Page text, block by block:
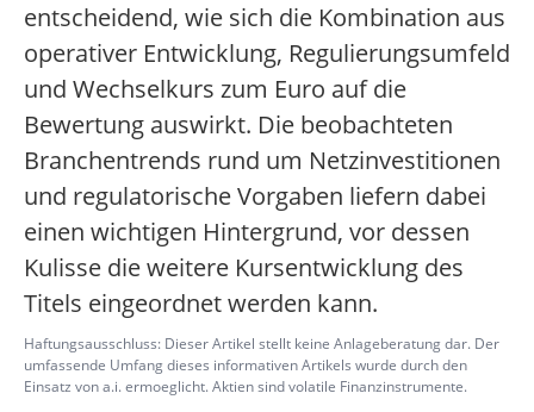
entscheidend, wie sich die Kombination aus
operativer Entwicklung, Regulierungsumfeld
und Wechselkurs zum Euro auf die
Bewertung auswirkt. Die beobachteten
Branchentrends rund um Netzinvestitionen
und regulatorische Vorgaben liefern dabei
einen wichtigen Hintergrund, vor dessen
Kulisse die weitere Kursentwicklung des
Titels eingeordnet werden kann.
Haftungsausschluss: Dieser Artikel stellt keine Anlageberatung dar. Der
umfassende Umfang dieses informativen Artikels wurde durch den
Einsatz von a.i. ermoeglicht. Aktien sind volatile Finanzinstrumente.